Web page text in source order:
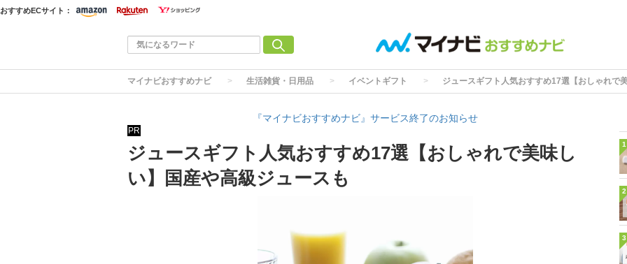
おすすめECサイト：
マイナビおすすめナビ 生活雑貨・日用品 イベントギフト ジュースギフト人気おすすめ17選【おしゃれで
『マイナビおすすめナビ』サービス終了のお知らせ
PR
ジュースギフト人気おすすめ17選【おしゃれで美味し
い】国産や高級ジュースも
1
2
3